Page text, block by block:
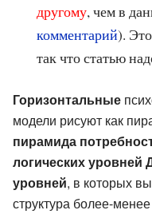
другому, чем в
комментарий).
так что статью
Горизонтальные
модели рисуют как
пирамида
логических уровней
уровней, в которых
структура более-